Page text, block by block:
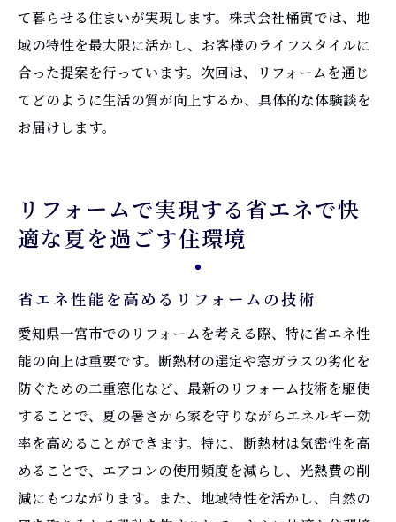
て暮らせる住まいが実現します。株式会社桶寅では、地
域の特性を最大限に活かし、お客様のライフスタイルに
合った提案を行っています。次回は、リフォームを通じ
てどのように生活の質が向上するか、具体的な体験談を
お届けします。
リフォームで実現する省エネで快
適な夏を過ごす住環境
省エネ性能を高めるリフォームの技術
愛知県一宮市でのリフォームを考える際、特に省エネ性
能の向上は重要です。断熱材の選定や窓ガラスの劣化を
防ぐための二重窓化など、最新のリフォーム技術を駆使
することで、夏の暑さから家を守りながらエネルギー効
率を高めることができます。特に、断熱材は気密性を高
めることで、エアコンの使用頻度を減らし、光熱費の削
減にもつながります。また、地域特性を活かし、自然の